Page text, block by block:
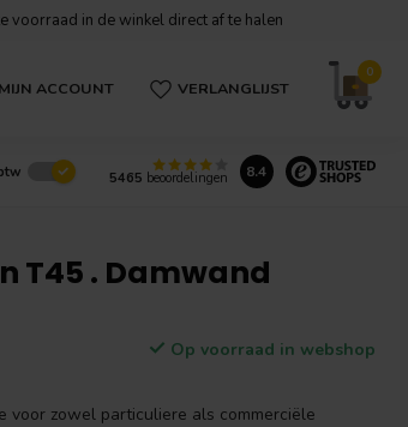
voorraad in de winkel direct af te halen
MIJN ACCOUNT VERLANGLIJST
0
5465 beoordelingen 8.4
T45 . Damwand
Op voorraad in webshop
voor zowel particuliere als commerciële